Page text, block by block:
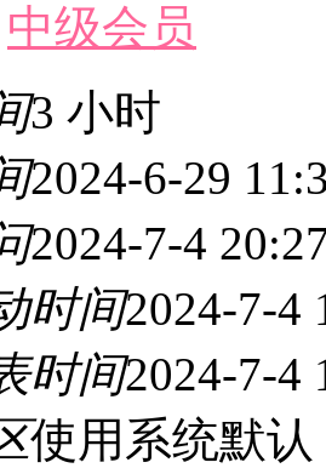
中级会员
3 小时
2024-6-29
2024-7-4
时间2024-7-4
时间2024-7-4
使用系统默认